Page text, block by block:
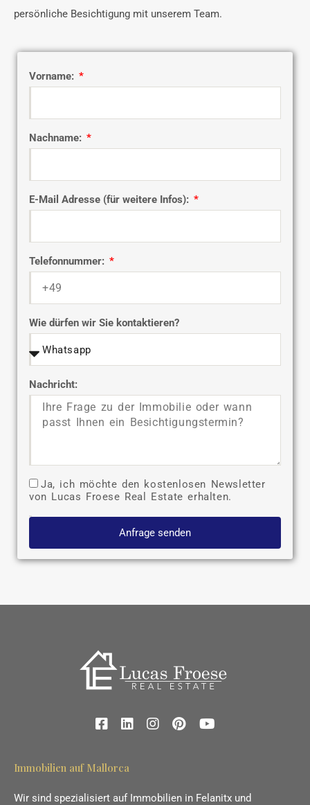
persönliche Besichtigung mit unserem Team.
Vorname:
Nachname:
E-Mail Adresse (für weitere Infos):
Telefonnummer:
Wie dürfen wir Sie kontaktieren?
Nachricht:
Ja, ich möchte den kostenlosen Newsletter
von Lucas Froese Real Estate erhalten.
Anfrage senden
Immobilien auf Mallorca
Wir sind spezialisiert auf Immobilien in Felanitx und